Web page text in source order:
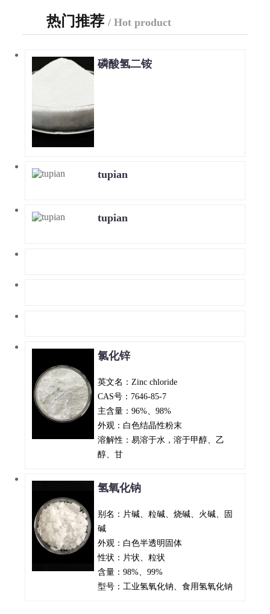
热门推荐/ Hot product
磷酸氢二铵
tupian
tupian
氯化锌
英文名：Zinc chloride
CAS号：7646-85-7
主含量：96%、98%
外观：白色结晶性粉末
溶解性：易溶于水，溶于甲醇、乙
醇、甘
氢氧化钠
别名：片碱、粒碱、烧碱、火碱、固
碱
外观：白色半透明固体
性状：片状、粒状
含量：98%、99%
型号：工业氢氧化钠、食用氢氧化钠